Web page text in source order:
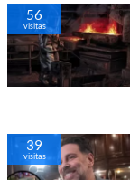
56
visitas
39
visitas